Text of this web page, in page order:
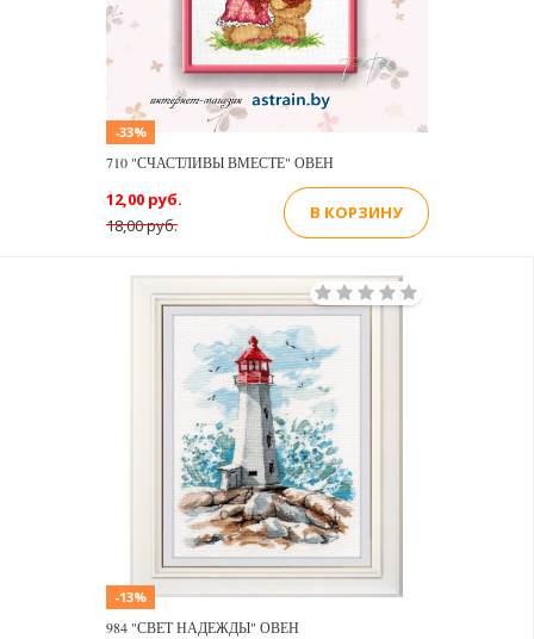
-33%
710 "СЧАСТЛИВЫ ВМЕСТЕ" ОВЕН
18,00 руб.
12,00 руб.
В КОРЗИНУ
-13%
984 "СВЕТ НАДЕЖДЫ" ОВЕН